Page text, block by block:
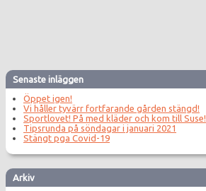
Senaste inläggen
Öppet igen!
Vi håller tyvärr fortfarande gården stängd!
Sportlovet! På med kläder och kom till Suse!
Tipsrunda på söndagar i januari 2021
Stängt pga Covid-19
Arkiv